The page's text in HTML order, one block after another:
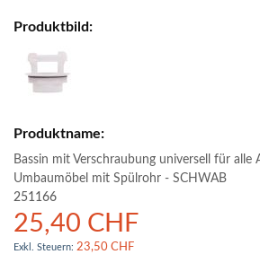
Bassin mit Verschraubung universell für alle
Umbaumöbel mit Spülrohr - SCHWAB
251166
25,40 CHF
23,50 CHF